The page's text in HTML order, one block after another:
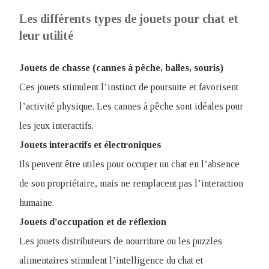
Les différents types de jouets pour chat et
leur utilité
Jouets de chasse (cannes à pêche, balles, souris)
Ces jouets stimulent l’instinct de poursuite et favorisent
l’activité physique. Les cannes à pêche sont idéales pour
les jeux interactifs.
Jouets interactifs et électroniques
Ils peuvent être utiles pour occuper un chat en l’absence
de son propriétaire, mais ne remplacent pas l’interaction
humaine.
Jouets d’occupation et de réflexion
Les jouets distributeurs de nourriture ou les puzzles
alimentaires stimulent l’intelligence du chat et